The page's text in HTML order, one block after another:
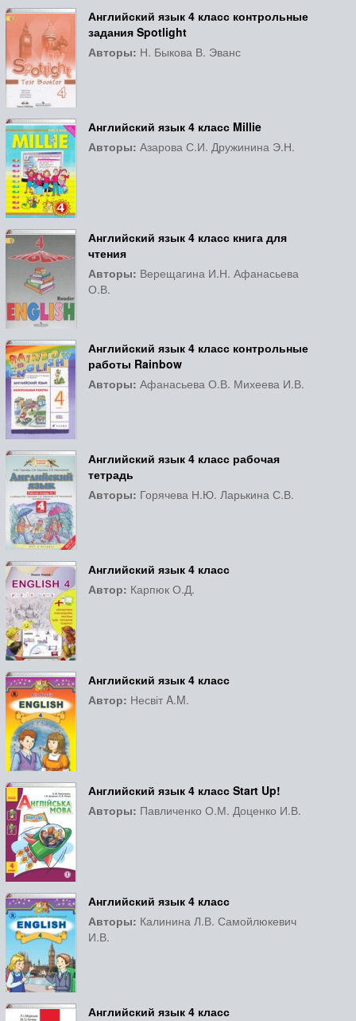
Английский язык 4 класс контрольные
задания Spotlight
Авторы: Н. Быкова В. Эванс
Английский язык 4 класс Millie
Авторы: Азарова С.И. Дружинина Э.Н.
Английский язык 4 класс книга для
чтения
Авторы: Верещагина И.Н. Афанасьева
О.В.
Английский язык 4 класс контрольные
работы Rainbow
Авторы: Афанасьева О.В. Михеева И.В.
Английский язык 4 класс рабочая
тетрадь
Авторы: Горячева Н.Ю. Ларькина С.В.
Английский язык 4 класс
Автор: Карпюк О.Д.
Английский язык 4 класс
Автор: Несвіт A.M.
Английский язык 4 класс Start Up!
Авторы: Павличенко О.М. Доценко И.В.
Английский язык 4 класс
Авторы: Калинина Л.В. Самойлюкевич
И.В.
Английский язык 4 класс